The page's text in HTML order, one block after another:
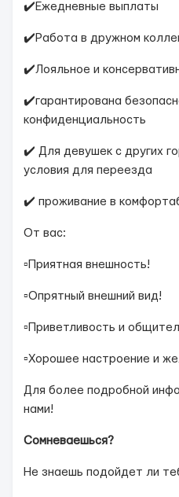
✔️Ежедневные выплаты
✔️Работа в дружном
✔️Лояльное и
✔️гарантирована
конфиденциальность
✔️ Для девушек с других
условия для переезда
✔️ проживание в
От вас:
▫️Приятная внешность!
▫️Опрятный внешний вид!
▫️Приветливость и
▫️Хорошее настроение и
Для более подробной
нами!
Сомневаешься?
Не знаешь подойдет ли